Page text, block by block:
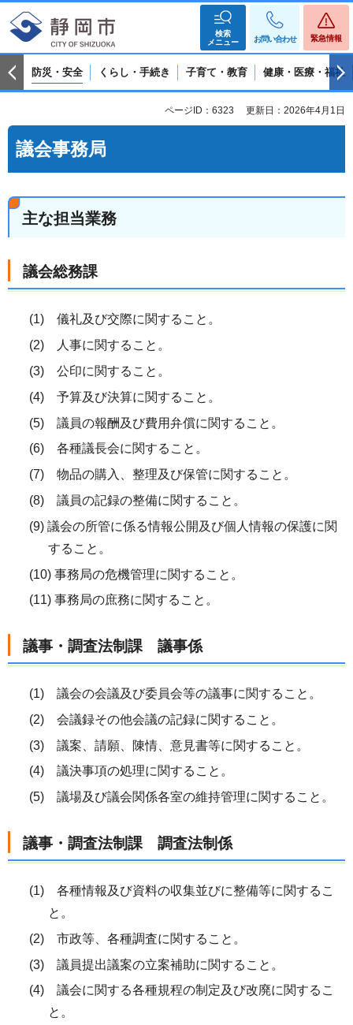
検索
メニュー
お問い合わせ 緊急情報
防災・安全 くらし・手続き 子育て・教育 健康・医療・福祉
ページID：6323 更新日：2026年4月1日
議会事務局
主な担当業務
議会総務課
(1) 儀礼及び交際に関すること。
(2) 人事に関すること。
(3) 公印に関すること。
(4) 予算及び決算に関すること。
(5) 議員の報酬及び費用弁償に関すること。
(6) 各種議長会に関すること。
(7) 物品の購入、整理及び保管に関すること。
(8) 議員の記録の整備に関すること。
(9) 議会の所管に係る情報公開及び個人情報の保護に関
すること。
(10) 事務局の危機管理に関すること。
(11) 事務局の庶務に関すること。
議事・調査法制課 議事係
(1) 議会の会議及び委員会等の議事に関すること。
(2) 会議録その他会議の記録に関すること。
(3) 議案、請願、陳情、意見書等に関すること。
(4) 議決事項の処理に関すること。
(5) 議場及び議会関係各室の維持管理に関すること。
議事・調査法制課 調査法制係
(1) 各種情報及び資料の収集並びに整備等に関するこ
と。
(2) 市政等、各種調査に関すること。
(3) 議員提出議案の立案補助に関すること。
(4) 議会に関する各種規程の制定及び改廃に関するこ
と。